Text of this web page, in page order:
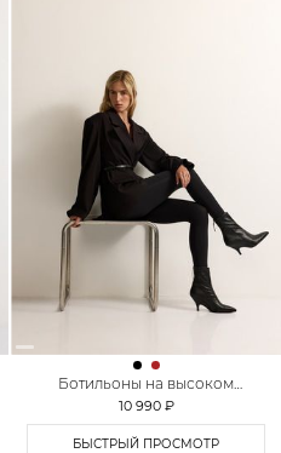
Ботильоны на высоком
каблуке Lera Nena Unreal
10 990 ₽
БЫСТРЫЙ ПРОСМОТР